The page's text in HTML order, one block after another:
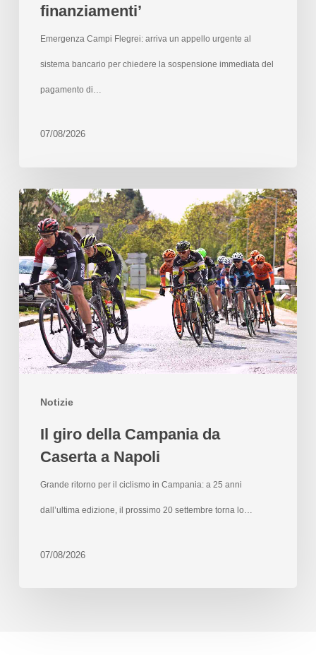
finanziamenti’
Emergenza Campi Flegrei: arriva un appello urgente al
sistema bancario per chiedere la sospensione immediata del
pagamento di…
07/08/2026
Notizie
Il giro della Campania da
Caserta a Napoli
Grande ritorno per il ciclismo in Campania: a 25 anni
dall’ultima edizione, il prossimo 20 settembre torna lo…
07/08/2026